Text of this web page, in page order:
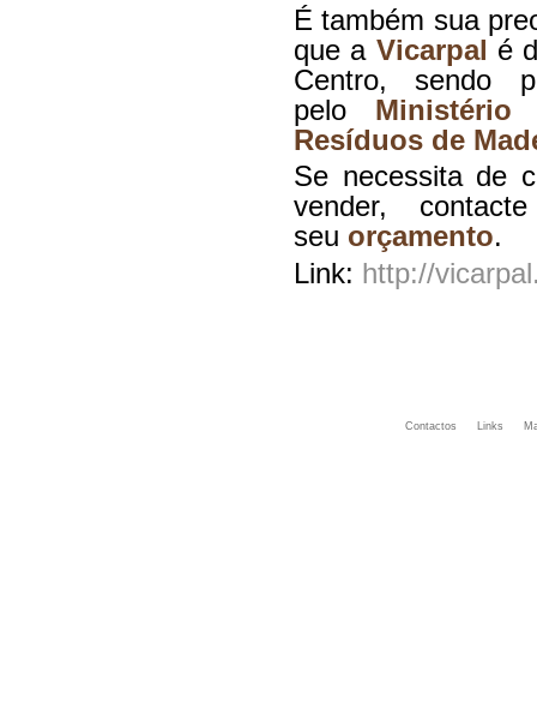
É também sua
que a Vicarpal é
Centro, sendo
pelo
Resíduos de
Se necessita de
vender,
seu orçamento.
Link: http://
Contactos Links